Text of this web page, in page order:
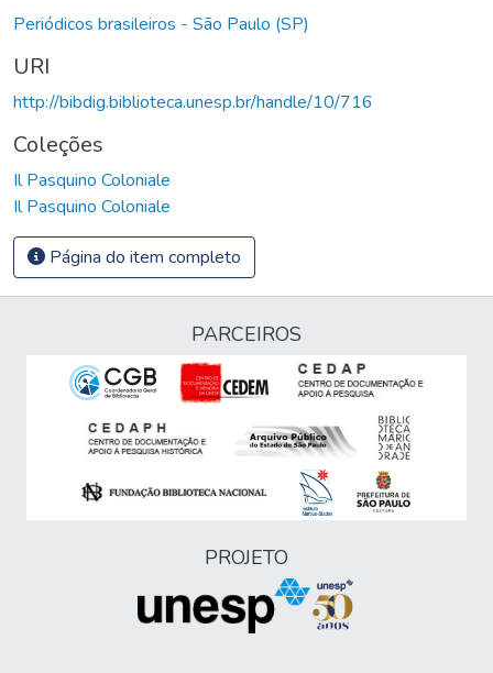
Periódicos brasileiros - São Paulo (SP)
URI
http://bibdig.biblioteca.unesp.br/handle/10/716
Coleções
Il Pasquino Coloniale
Il Pasquino Coloniale
Página do item completo
PARCEIROS
PROJETO